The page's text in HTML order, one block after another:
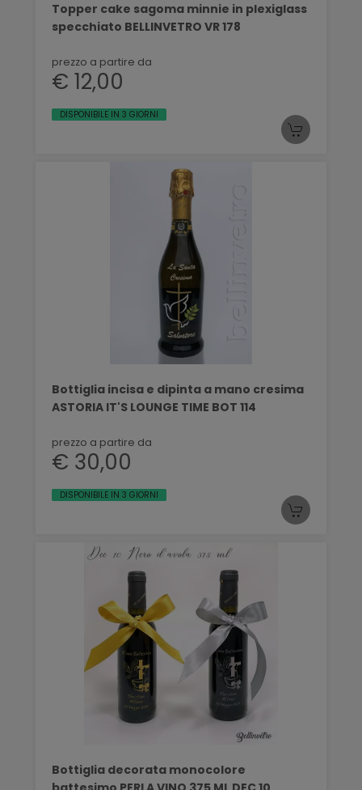
Topper cake sagoma minnie in plexiglass
specchiato BELLINVETRO VR 178
prezzo a partire da
€ 12,00
DISPONIBILE IN 3 GIORNI
Bottiglia incisa e dipinta a mano cresima
ASTORIA IT'S LOUNGE TIME BOT 114
prezzo a partire da
€ 30,00
DISPONIBILE IN 3 GIORNI
Bottiglia decorata monocolore